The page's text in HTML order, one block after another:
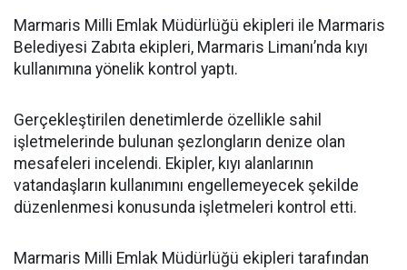
Marmaris Milli Emlak Müdürlüğü ekipleri ile Marmaris
Belediyesi Zabıta ekipleri, Marmaris Limanı’nda kıyı
kullanımına yönelik kontrol yaptı.
Gerçekleştirilen denetimlerde özellikle sahil
işletmelerinde bulunan şezlongların denize olan
mesafeleri incelendi. Ekipler, kıyı alanlarının
vatandaşların kullanımını engellemeyecek şekilde
düzenlenmesi konusunda işletmeleri kontrol etti.
Marmaris Milli Emlak Müdürlüğü ekipleri tarafından